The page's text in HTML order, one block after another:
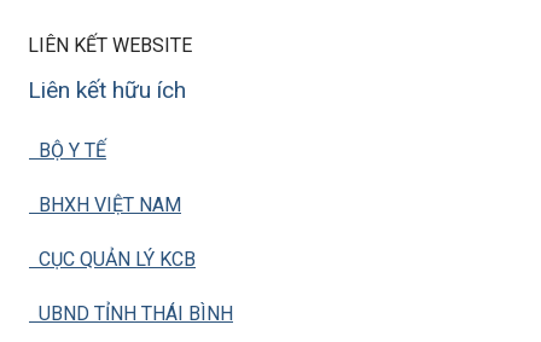
LIÊN KẾT WEBSITE
Liên kết hữu ích
BỘ Y TẾ
BHXH VIỆT NAM
CỤC QUẢN LÝ KCB
UBND TỈNH THÁI BÌNH